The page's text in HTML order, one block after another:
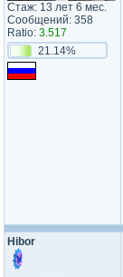
Стаж: 13 лет 6 мес.
Сообщений: 358
Ratio: 3.517
21.14%
Hibor